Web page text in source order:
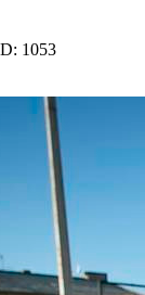
1053